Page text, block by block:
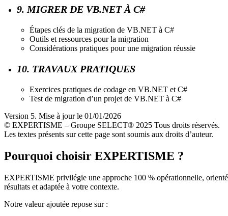
9. MIGRER DE VB.NET À C#
Étapes clés de la migration de VB.NET à C#
Outils et ressources pour la migration
Considérations pratiques pour une migration réussie
10. TRAVAUX PRATIQUES
Exercices pratiques de codage en VB.NET et C#
Test de migration d’un projet de VB.NET à C#
Version 5. Mise à jour le 01/01/2026
© EXPERTISME – Groupe SELECT® 2025 Tous droits réservés.
Les textes présents sur cette page sont soumis aux droits d’auteur.
Pourquoi choisir EXPERTISME ?
EXPERTISME privilégie une approche 100 % opérationnelle,
résultats et adaptée à votre contexte.
Notre valeur ajoutée repose sur :